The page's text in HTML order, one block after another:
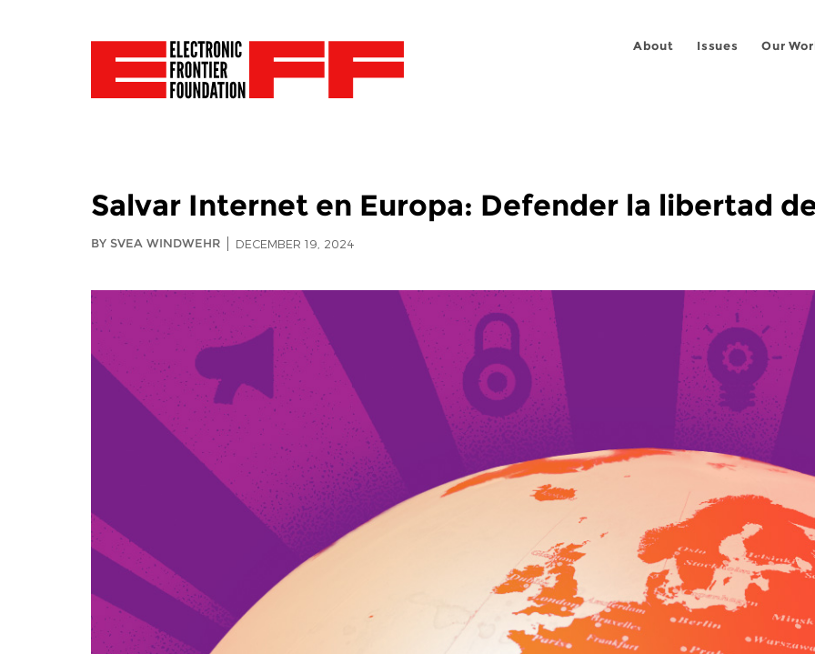
About Issues Our
Salvar Internet en Europa: Defender la libertad
BY SVEA WINDWEHR DECEMBER 19, 2024